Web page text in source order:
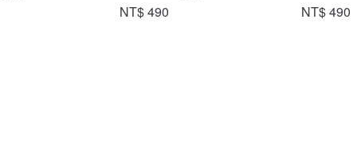
NT$ 490
NT$ 490